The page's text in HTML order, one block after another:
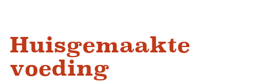
Huisgemaakte
voeding